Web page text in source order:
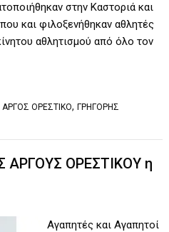
στην Καστοριά και
και φιλοξενήθηκαν αθλητές
αθλητισμού από όλο τον
ΑΡΓΟΣ ΟΡΕΣΤΙΚΟ,ΓΡΗΓΟΡΗΣ
ΟΡΕΣΤΙΚΟΥ η
Αγαπητές και Αγαπητοί